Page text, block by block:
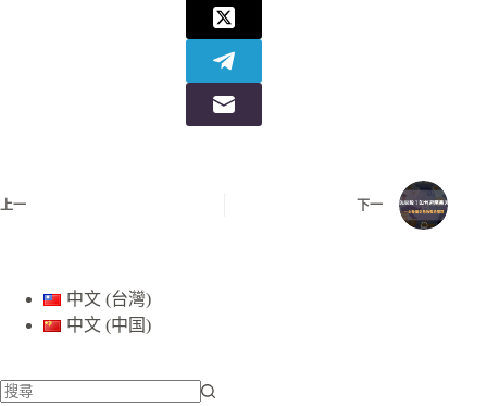
上一 下一
中文 (台灣)
中文 (中国)